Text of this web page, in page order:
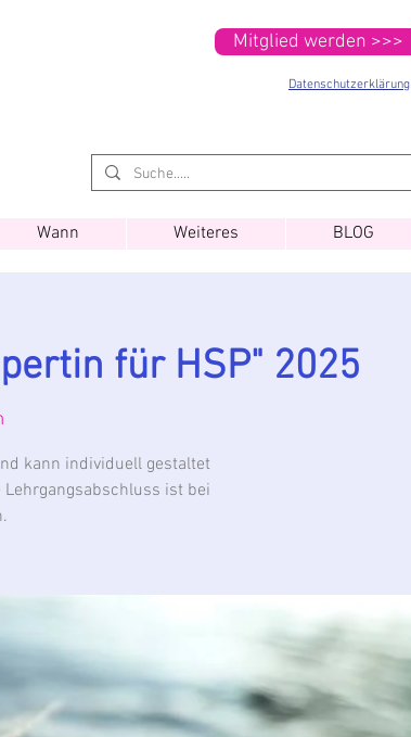
Mitglied werden >>>
Datenschutzerklärung
Wann Weiteres BLOG
für HSP" 2025
kann individuell gestaltet
ist bei